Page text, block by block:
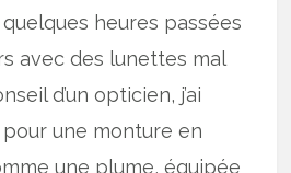
heures passées
avec des lunettes mal
d’un opticien, j’ai
une monture en
une plume, équipée